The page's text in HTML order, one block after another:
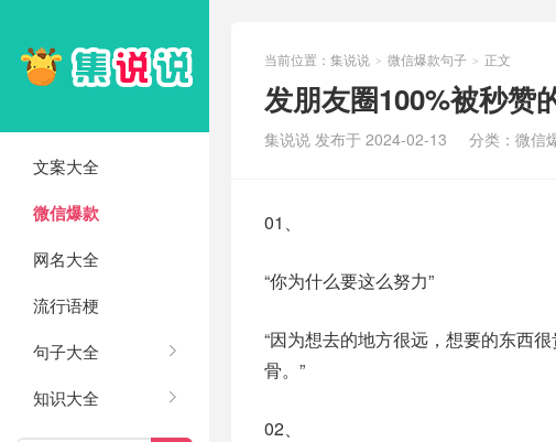
文案大全
微信爆款
网名大全
流行语梗
句子大全
知识大全
当前位置： 集说说 > 微信爆款句子 > 正文
发朋友圈100%被秒赞
集说说 发布于 2024-02-13 分类： 微信
01、
“你为什么要这么努力”
“因为想去的地方很远，想要的东西
骨。”
02、